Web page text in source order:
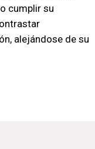
cumplir su
alejándose de su